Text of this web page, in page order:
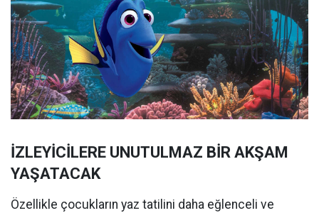
İZLEYİCİLERE UNUTULMAZ BİR AKŞAM
YAŞATACAK
Özellikle çocukların yaz tatilini daha eğlenceli ve